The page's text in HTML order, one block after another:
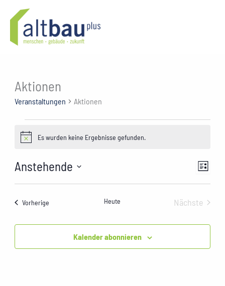
Inhalt
springen
Aktionen
Veranstaltungen Aktionen
HinweisEs wurden keine Ergebnisse gefunden.
Liste
Anstehende
VorherigeVeranstaltungen Heute
Nächste
Kalender abonnieren